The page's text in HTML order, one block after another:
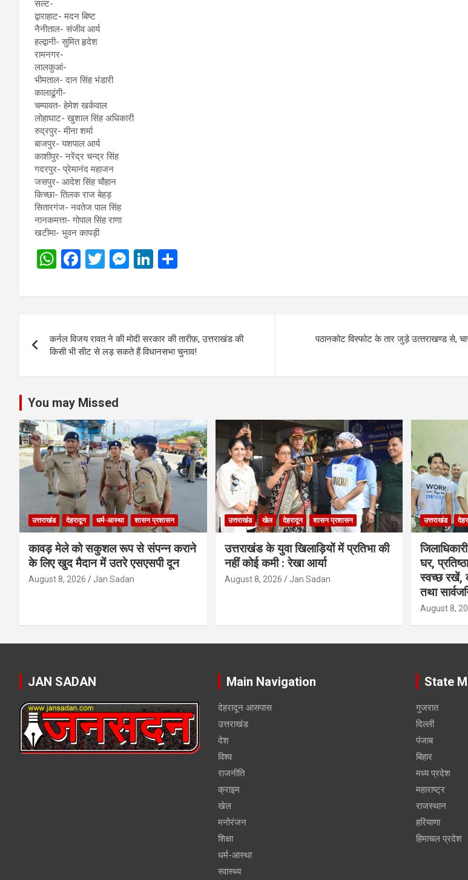
सल्ट-
द्वाराहाट- मदन बिष्ट
नैनीताल- संजीव आर्य
हल्द्वानी- सुमित हृदेश
रामनगर-
लालकुआं-
भीमताल- दान सिंह भंडारी
कालाढूंगी-
चम्पावत- हेमेश खर्कवाल
लोहाघाट- खुशाल सिंह अधिकारी
रुद्रपुर- मीना शर्मा
बाजपुर- यशपाल आर्य
काशीपुर- नरेंद्र चन्द्र सिंह
गदरपुर- प्रेमानंद महाजन
जसपुर- आदेश सिंह चौहान
किच्छा- तिलक राज बेहड़
सितारगंज- नवतेज पाल सिंह
नानकमत्ता- गोपाल सिंह राणा
खटीमा- भुवन कापड़ी
W
at
A
p
p
F
ce
o
o
k
T
tt
M
se
g
er
Li
ke
n
ar
navigation
कर्नल विजय रावत ने की मोदी सरकार की तारीफ़, उत्तराखंड की
किसी भी सीट से लड़ सकते हैं विधानसभा चुनाव!
पठानकोट विस्‍फोट के तार जुड़े उत्‍तराखण्‍ड से,
You may Missed
उत्तराखंड देहरादून धर्म-आस्था शासन प्रशासन
कावड़ मेले को सकुशल रूप से संपन्न कराने
के लिए खुद मैदान में उतरे एसएसपी दून
August 8, 2026 Jan Sadan
उत्तराखंड खेल देहरादून शासन प्रशासन
उत्तराखंड के युवा खिलाड़ियों में प्रतिभा की
नहीं कोई कमी : रेखा आर्या
August 8, 2026 Jan Sadan
उत्तराखंड
घर,
स्वच्छ रखें,
तथा
August 8,
JAN SADAN Main Navigation
देहरादून आसपास
उत्तराखंड
देश
विश्व
राजनीति
क्राइम
खेल
मनोरंजन
शिक्षा
धर्म-आस्था
स्वास्थ्य
State
गुजरात
दिल्ली
पंजाब
बिहार
मध्य प्रदेश
महाराष्ट्र
राजस्थान
हरियाणा
हिमाचल प्रदेश